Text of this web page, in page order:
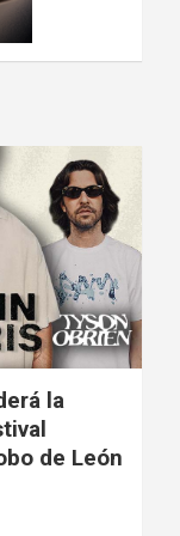
la
de León